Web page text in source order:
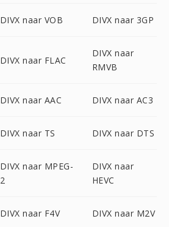
DIVX naar VOB DIVX naar 3GP
DIVX naar FLAC
DIVX naar
RMVB
DIVX naar AAC DIVX naar AC3
DIVX naar TS DIVX naar DTS
DIVX naar MPEG-
2
DIVX naar
HEVC
DIVX naar F4V DIVX naar M2V